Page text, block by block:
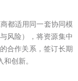
都适用同一套协同模
风险），将资源集中
合作关系，签订长期
创新。